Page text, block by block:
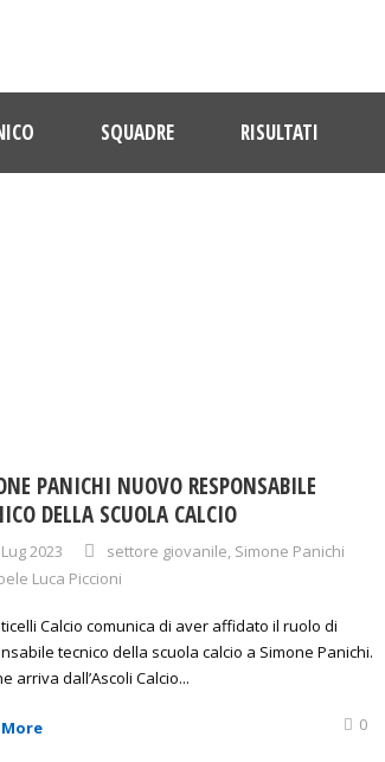
SQUADRE RISULTATI
PANICHI NUOVO RESPONSABILE
DELLA SCUOLA CALCIO
2023 settore giovanile, Simone Panichi
Luca Piccioni
Calcio comunica di aver affidato il ruolo di
tecnico della scuola calcio a Simone Panichi.
arriva dall’Ascoli Calcio...
More 0